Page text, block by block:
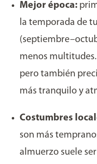
Mejor época:
la temporada de
menos
pero también
más tranquilo y
Costumbres
son más
almuerzo suele